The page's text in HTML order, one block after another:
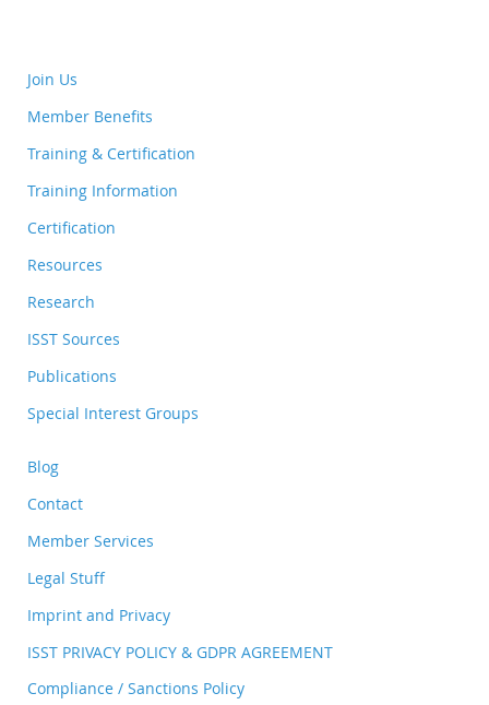
Join Us
Member Benefits
Training & Certification
Training Information
Certification
Resources
Research
ISST Sources
Publications
Special Interest Groups
Blog
Contact
Member Services
Legal Stuff
Imprint and Privacy
ISST PRIVACY POLICY & GDPR AGREEMENT
Compliance / Sanctions Policy